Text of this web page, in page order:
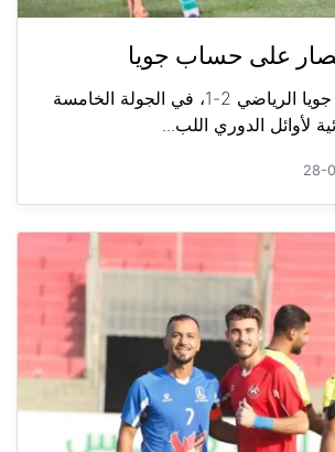
على حساب جويا
فوز الأنصار على جويا الرياضي 2-1، في الجولة الخامسة
لأوائل الدوري اللب...
28-